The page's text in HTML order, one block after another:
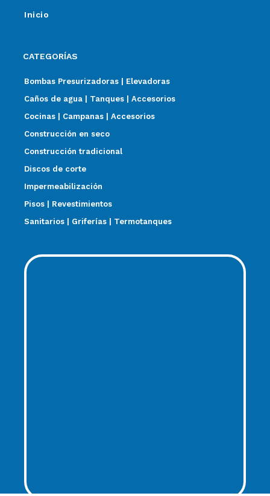
Inicio
CATEGORÍAS
Bombas Presurizadoras | Elevadoras
Caños de agua | Tanques | Accesorios
Cocinas | Campanas | Accesorios
Construcción en seco
Construcción tradicional
Discos de corte
Impermeabilización
Pisos | Revestimientos
Sanitarios | Griferías | Termotanques